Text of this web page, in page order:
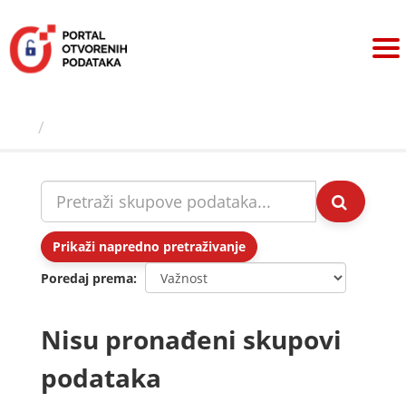
sadržaj
Prikaži napredno pretraživanje
Poredaj prema
Nisu pronađeni skupovi
podataka